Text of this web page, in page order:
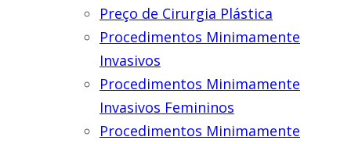
Preço de Cirurgia Plástica
Procedimentos Minimamente
Invasivos
Procedimentos Minimamente
Invasivos Femininos
Procedimentos Minimamente